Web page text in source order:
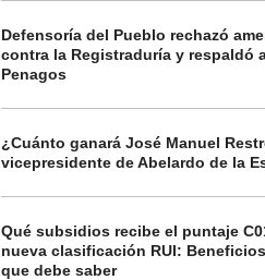
Defensoría del Pueblo rechazó
contra la Registraduría y respaldó
Penagos
¿Cuánto ganará José Manuel
vicepresidente de Abelardo de la
Qué subsidios recibe el puntaje
nueva clasificación RUI:
que debe saber